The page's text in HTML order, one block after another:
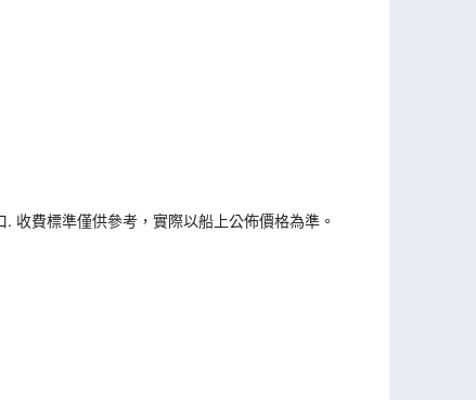
收費標準僅供參考，實際以船上公佈價格為準。